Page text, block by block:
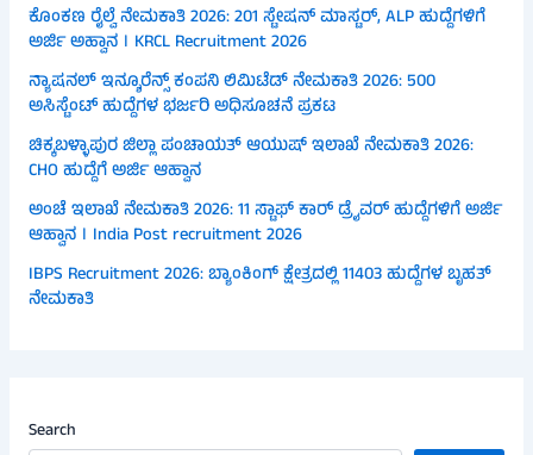
ಕೊಂಕಣ ರೈಲ್ವೆ ನೇಮಕಾತಿ 2026: 201 ಸ್ಟೇಷನ್ ಮಾಸ್ಟರ್, ALP ಹುದ್ದೆಗಳಿಗೆ
ಅರ್ಜಿ ಅಹ್ವಾನ । KRCL Recruitment 2026
ನ್ಯಾಷನಲ್ ಇನ್ಶೂರೆನ್ಸ್ ಕಂಪನಿ ಲಿಮಿಟೆಡ್ ನೇಮಕಾತಿ 2026: 500
ಅಸಿಸ್ಟೆಂಟ್ ಹುದ್ದೆಗಳ ಭರ್ಜರಿ ಅಧಿಸೂಚನೆ ಪ್ರಕಟ
ಚಿಕ್ಕಬಳ್ಳಾಪುರ ಜಿಲ್ಲಾ ಪಂಚಾಯತ್ ಆಯುಷ್ ಇಲಾಖೆ ನೇಮಕಾತಿ 2026:
CHO ಹುದ್ದೆಗೆ ಅರ್ಜಿ ಆಹ್ವಾನ
ಅಂಚೆ ಇಲಾಖೆ ನೇಮಕಾತಿ 2026: 11 ಸ್ಟಾಫ್ ಕಾರ್ ಡ್ರೈವರ್ ಹುದ್ದೆಗಳಿಗೆ ಅರ್ಜಿ
ಆಹ್ವಾನ । India Post recruitment 2026
IBPS Recruitment 2026: ಬ್ಯಾಂಕಿಂಗ್ ಕ್ಷೇತ್ರದಲ್ಲಿ 11403 ಹುದ್ದೆಗಳ ಬೃಹತ್
ನೇಮಕಾತಿ
Search